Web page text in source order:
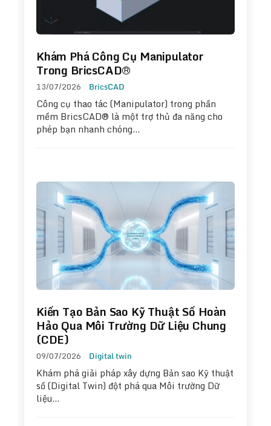
Khám Phá Công Cụ Manipulator
Trong BricsCAD®
13/07/2026 BricsCAD
Công cụ thao tác (Manipulator) trong phần
mềm BricsCAD® là một trợ thủ đa năng cho
phép bạn nhanh chóng…
Kiến Tạo Bản Sao Kỹ Thuật Số Hoàn
Hảo Qua Môi Trường Dữ Liệu Chung
(CDE)
09/07/2026 Digital twin
Khám phá giải pháp xây dựng Bản sao Kỹ thuật
số (Digital Twin) đột phá qua Môi trường Dữ
liệu…